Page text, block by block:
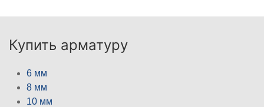
Купить арматуру
6 мм
8 мм
10 мм